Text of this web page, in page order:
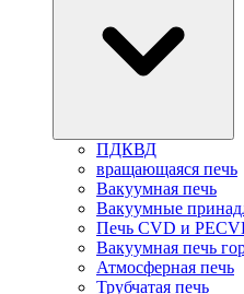
ПДКВД
вращающаяся печь
Вакуумная печь
Вакуумные
Печь CVD и
Вакуумная печь
Атмосферная печь
Трубчатая печь